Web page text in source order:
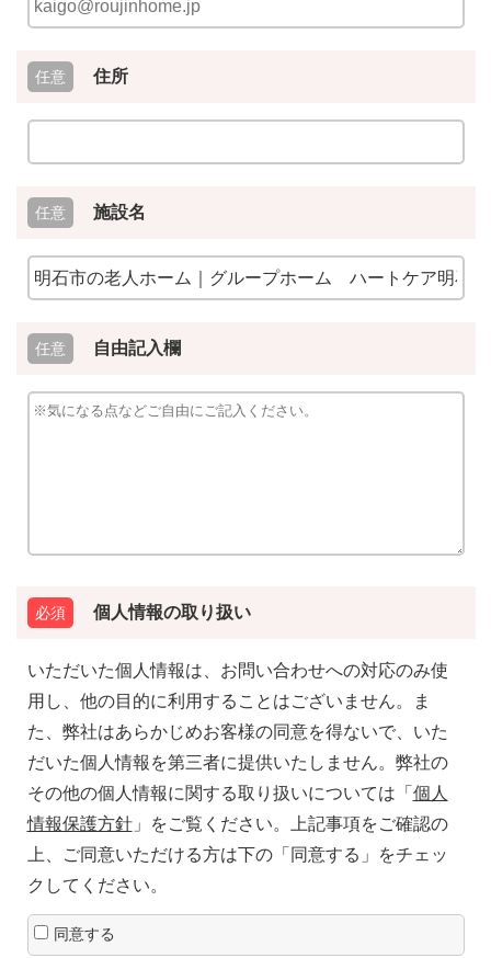
住所
施設名
自由記入欄
個人情報の取り扱い
いただいた個人情報は、お問い合わせへの対応のみ使
用し、他の目的に利用することはございません。ま
た、弊社はあらかじめお客様の同意を得ないで、いた
だいた個人情報を第三者に提供いたしません。弊社の
その他の個人情報に関する取り扱いについては「 個人
情報保護方針」をご覧ください。上記事項をご確認の
上、ご同意いただける方は下の「同意する」をチェッ
クしてください。
同意する